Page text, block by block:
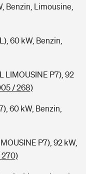
Benzin, Limousine,
60 kW, Benzin,
LIMOUSINE P7), 92
/ 268)
60 kW, Benzin,
P7), 92 kW,
270)